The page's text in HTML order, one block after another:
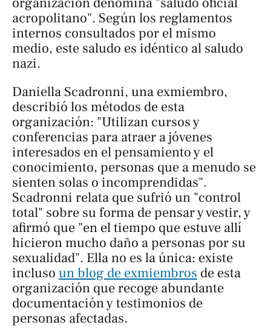
acropolitano". Según los reglamentos
internos consultados por el mismo
medio, este saludo es idéntico al saludo
nazi.
Daniella Scadronni, una exmiembro,
describió los métodos de esta
organización: "Utilizan cursos y
conferencias para atraer a jóvenes
interesados en el pensamiento y el
conocimiento, personas que a menudo se
sienten solas o incomprendidas".
Scadronni relata que sufrió un "control
total" sobre su forma de pensar y vestir, y
afirmó que "en el tiempo que estuve allí
hicieron mucho daño a personas por su
sexualidad". Ella no es la única: existe
incluso un blog de exmiembros de esta
organización que recoge abundante
documentación y testimonios de
personas afectadas.